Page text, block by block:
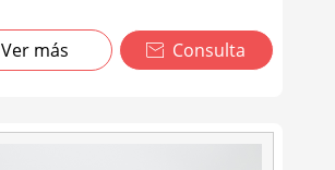
Ver más  Consulta